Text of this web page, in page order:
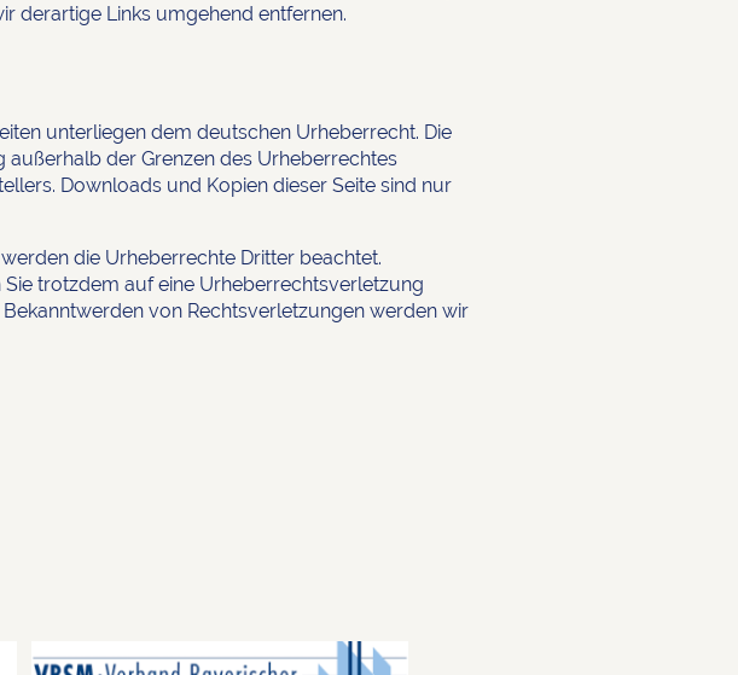
derartige Links umgehend entfernen.
unterliegen dem deutschen Urheberrecht. Die
der Grenzen des Urheberrechtes
Downloads und Kopien dieser Seite sind nur
die Urheberrechte Dritter beachtet.
trotzdem auf eine Urheberrechtsverletzung
von Rechtsverletzungen werden wir